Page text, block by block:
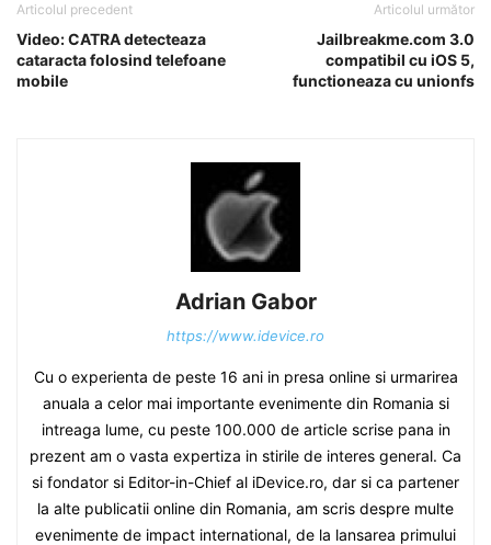
Articolul precedent
Video: CATRA detecteaza
cataracta folosind telefoane
mobile
Articolul următor
Jailbreakme.com 3.0
compatibil cu iOS 5,
functioneaza cu unionfs
Adrian Gabor
https://www.idevice.ro
Cu o experienta de peste 16 ani in presa online si urmarirea
anuala a celor mai importante evenimente din Romania si
intreaga lume, cu peste 100.000 de article scrise pana in
prezent am o vasta expertiza in stirile de interes general. Ca
si fondator si Editor-in-Chief al iDevice.ro, dar si ca partener
la alte publicatii online din Romania, am scris despre multe
evenimente de impact international, de la lansarea primului